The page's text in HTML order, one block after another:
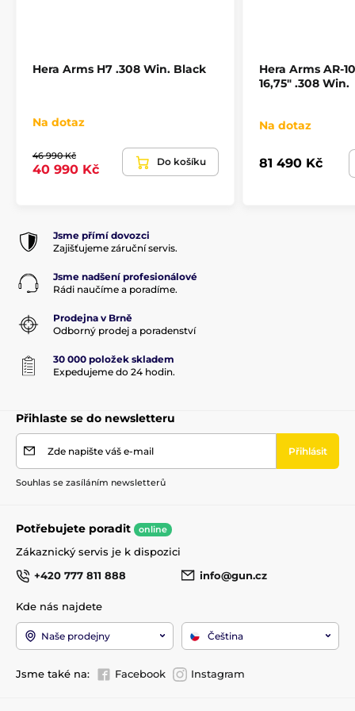
Hera Arms H7 .308 Win. Black
Na dotaz
46 990 Kč
40 990 Kč
Do košíku
Hera Arms AR-
16,75" .308 Win.
Na dotaz
81 490 Kč
Jsme přímí dovozci
Zajišťujeme záruční servis.
Jsme nadšení profesionálové
Rádi naučíme a poradíme.
Prodejna v Brně
Odborný prodej a poradenství
30 000 položek skladem
Expedujeme do 24 hodin.
Přihlaste se do newsletteru
Zde napište váš e-mail Přihlásit
Souhlas se zasíláním newsletterů
Potřebujete poradit online
Zákaznický servis je k dispozici
+420 777 811 888
info@gun.cz
Kde nás najdete
Naše prodejny Čeština
Jsme také na: Facebook Instagram